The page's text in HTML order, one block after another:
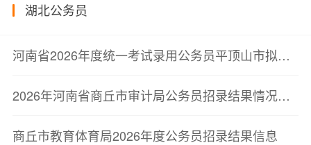
湖北公务员
河南省2026年度统一考试录用公务员平顶山市拟录用人员公示公告
2026年河南省商丘市审计局公务员招录结果情况公示
商丘市教育体育局2026年度公务员招录结果信息